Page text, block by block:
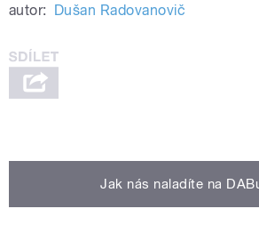
autor: Dušan Radovanovič
Jak nás naladíte na